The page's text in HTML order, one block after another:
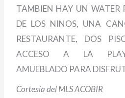
TAMBIEN HAY UN WATER
DE LOS NINOS, UNA
RESTAURANTE, DOS
ACCESO A LA
AMUEBLADO PARA
Cortesía del MLS ACOBIR